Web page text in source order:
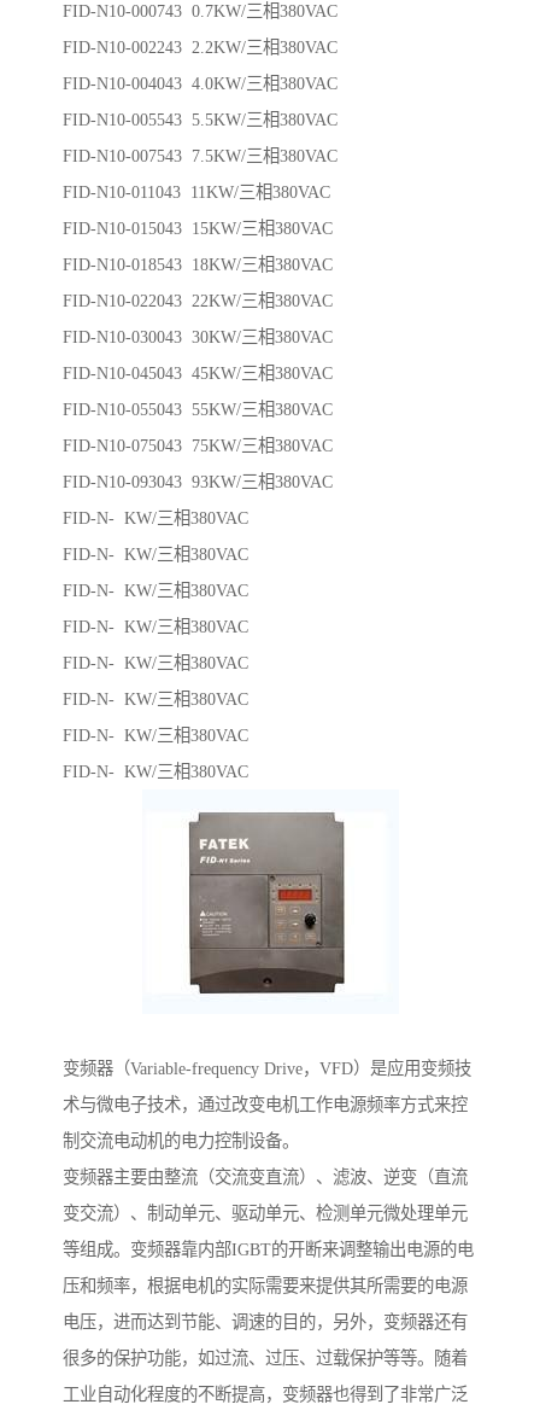
FID-N10-000743 0.7KW/三相380VAC
FID-N10-002243 2.2KW/三相380VAC
FID-N10-004043 4.0KW/三相380VAC
FID-N10-005543 5.5KW/三相380VAC
FID-N10-007543 7.5KW/三相380VAC
FID-N10-011043 11KW/三相380VAC
FID-N10-015043 15KW/三相380VAC
FID-N10-018543 18KW/三相380VAC
FID-N10-022043 22KW/三相380VAC
FID-N10-030043 30KW/三相380VAC
FID-N10-045043 45KW/三相380VAC
FID-N10-055043 55KW/三相380VAC
FID-N10-075043 75KW/三相380VAC
FID-N10-093043 93KW/三相380VAC
FID-N- KW/三相380VAC
FID-N- KW/三相380VAC
FID-N- KW/三相380VAC
FID-N- KW/三相380VAC
FID-N- KW/三相380VAC
FID-N- KW/三相380VAC
FID-N- KW/三相380VAC
FID-N- KW/三相380VAC
变频器（Variable-frequency Drive，VFD）是应用变频技
术与微电子技术，通过改变电机工作电源频率方式来控
制交流电动机的电力控制设备。
变频器主要由整流（交流变直流）、滤波、逆变（直流
变交流）、制动单元、驱动单元、检测单元微处理单元
等组成。变频器靠内部IGBT的开断来调整输出电源的电
压和频率，根据电机的实际需要来提供其所需要的电源
电压，进而达到节能、调速的目的，另外，变频器还有
很多的保护功能，如过流、过压、过载保护等等。随着
工业自动化程度的不断提高，变频器也得到了非常广泛